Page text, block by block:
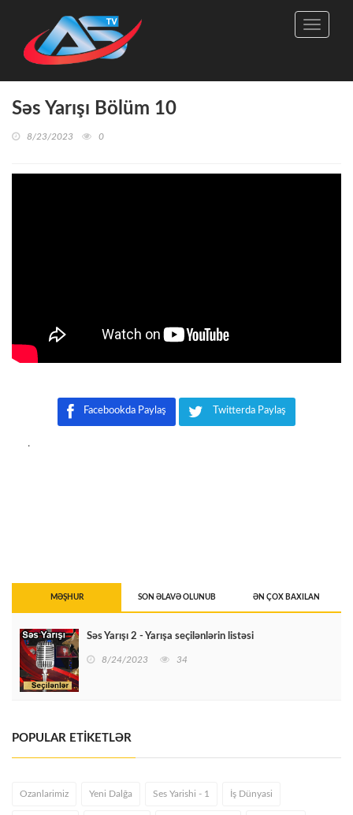
Toggle
Səs Yarışı Bölüm 10
8/23/2023 0
Facebookda Paylaş Twitterda Paylaş
.
MƏŞHUR SON ƏLAVƏ OLUNUB ƏN ÇOX BAXILAN
Səs Yarışı 2 - Yarışa seçilənlərin listəsi
8/24/2023 34
POPULAR ETİKETLƏR
Ozanlarimiz Yeni Dalğa Ses Yarishi - 1 İş Dünyasi